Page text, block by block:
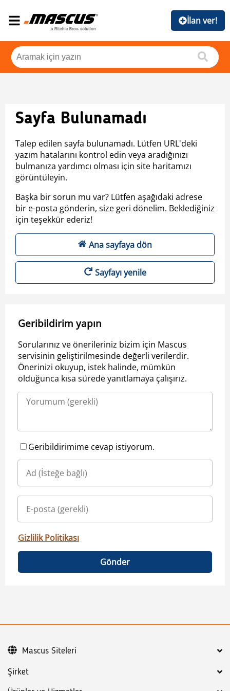
İlan ver!
Sayfa Bulunamadı
Talep edilen sayfa bulunamadı. Lütfen URL'deki
yazım hatalarını kontrol edin veya aradığınızı
bulmanıza yardımcı olması için site haritamızı
görüntüleyin.
Başka bir sorun mu var? Lütfen aşağıdaki adrese
bir e-posta gönderin, size geri dönelim. Beklediğiniz
için teşekkür ederiz!
Ana sayfaya dön
Sayfayı yenile
Geribildirim yapın
Sorularınız ve önerileriniz bizim için Mascus
servisinin geliştirilmesinde değerli verilerdir.
Önerinizi okuyup, istek halinde, mümkün
olduğunca kısa sürede yanıtlamaya çalışırız.
Geribildirimime cevap istiyorum.
Gizlilik Politikası
Gönder
Şirket
Mascus Siteleri